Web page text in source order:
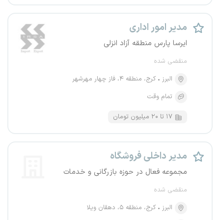
مدیر امور اداری
ایرسا پارس منطقه آزاد انزلی
منقضی شده
البرز
کرج، منطقه ۴، فاز چهار مهرشهر
تمام وقت
۱۷ تا ۲۰ میلیون تومان
مدیر داخلی فروشگاه
مجموعه فعال در حوزه بازرگانی و خدمات
منقضی شده
البرز
کرج، منطقه ۵، دهقان ویلا